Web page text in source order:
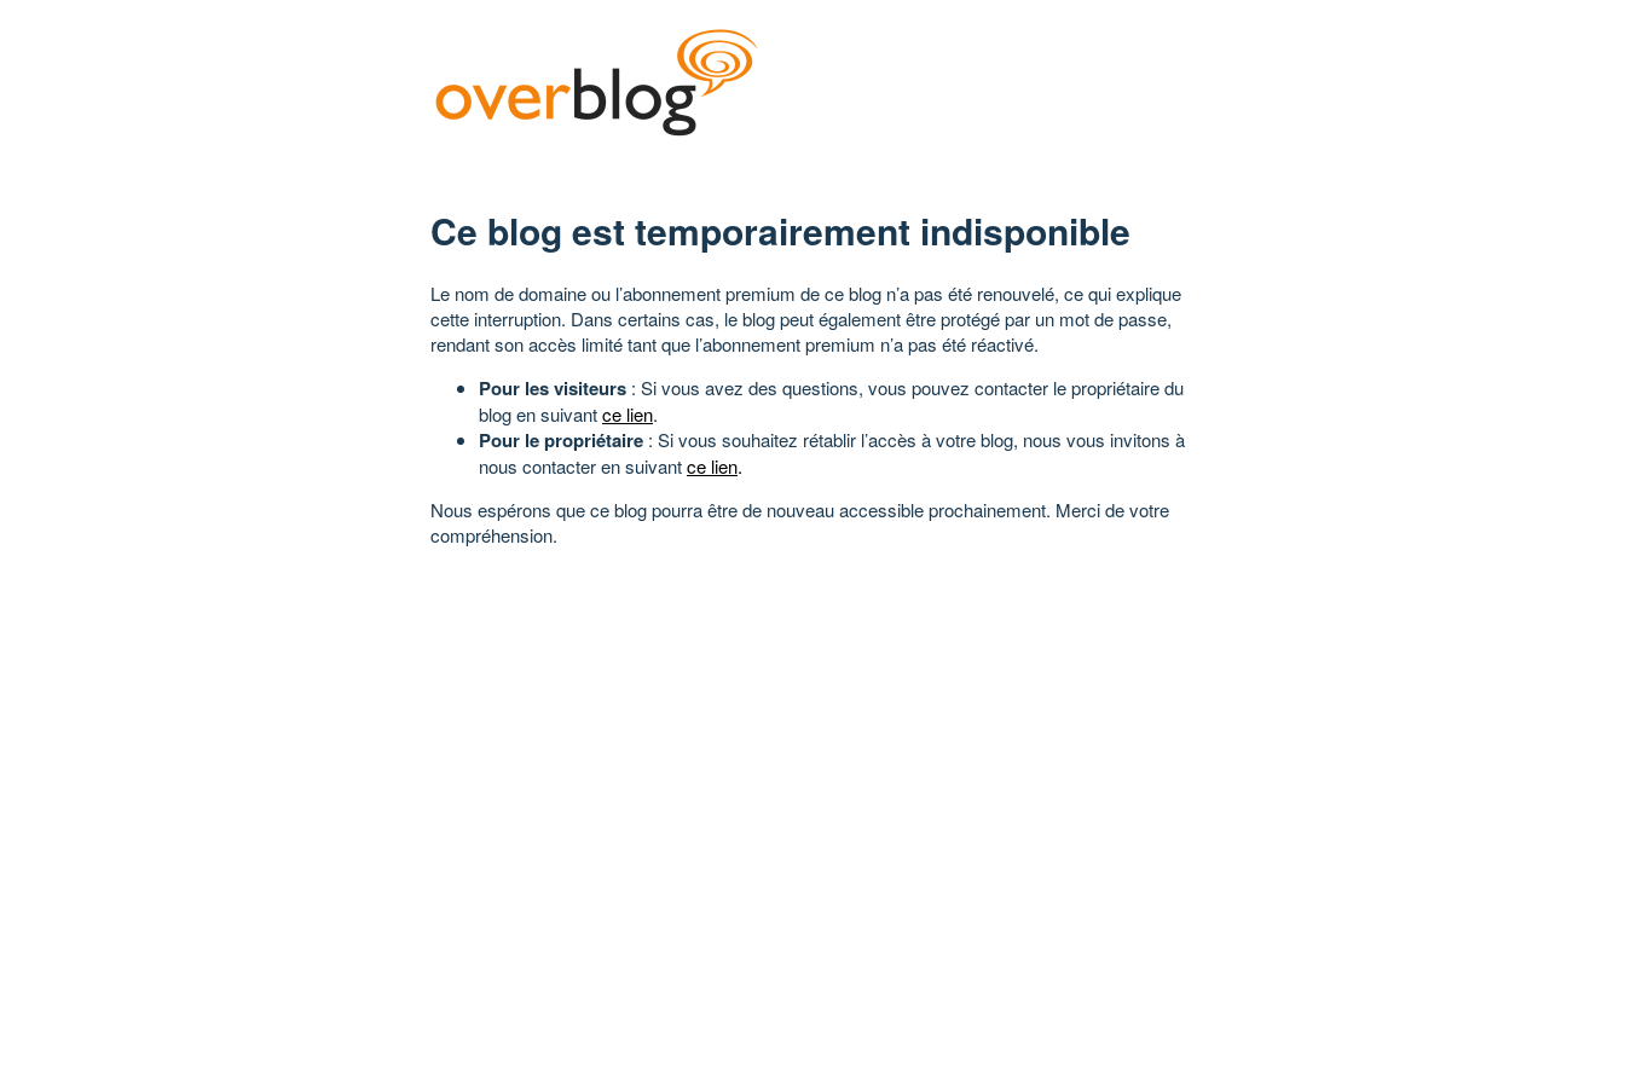
Ce blog est temporairement indisponible
Le nom de domaine ou l’abonnement premium de ce blog n’a pas été renouvelé, ce qui explique
cette interruption. Dans certains cas, le blog peut également être protégé par un mot de passe,
rendant son accès limité tant que l’abonnement premium n’a pas été réactivé.
Pour les visiteurs : Si vous avez des questions, vous pouvez contacter le propriétaire du
blog en suivantce lien.
Pour le propriétaire : Si vous souhaitez rétablir l’accès à votre blog, nous vous invitons à
nous contacter en suivantce lien.
Nous espérons que ce blog pourra être de nouveau accessible prochainement. Merci de votre
compréhension.